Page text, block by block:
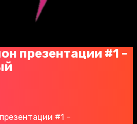
презентации #1 -
#1 –